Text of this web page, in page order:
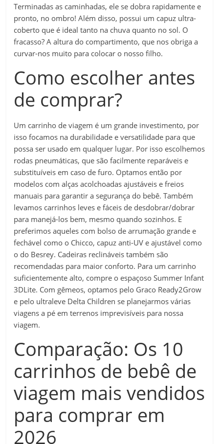
Terminadas as caminhadas, ele se dobra rapidamente e
pronto, no ombro! Além disso, possui um capuz ultra-
coberto que é ideal tanto na chuva quanto no sol. O
fracasso? A altura do compartimento, que nos obriga a
curvar-nos muito para colocar o nosso filho.
Como escolher antes
de comprar?
Um carrinho de viagem é um grande investimento, por
isso focamos na durabilidade e versatilidade para que
possa ser usado em qualquer lugar. Por isso escolhemos
rodas pneumáticas, que são facilmente reparáveis ​​e
substituíveis em caso de furo. Optamos então por
modelos com alças acolchoadas ajustáveis ​​e freios
manuais para garantir a segurança do bebê. Também
levamos carrinhos leves e fáceis de desdobrar/dobrar
para manejá-los bem, mesmo quando sozinhos. E
preferimos aqueles com bolso de arrumação grande e
fechável como o Chicco, capuz anti-UV e ajustável como
o do Besrey. Cadeiras reclináveis ​​também são
recomendadas para maior conforto. Para um carrinho
suficientemente alto, compre o espaçoso Summer Infant
3DLite. Com gêmeos, optamos pelo Graco Ready2Grow
e pelo ultraleve Delta Children se planejarmos várias
viagens a pé em terrenos imprevisíveis para nossa
viagem.
Comparação: Os 10
carrinhos de bebê de
viagem mais vendidos
para comprar em
2026